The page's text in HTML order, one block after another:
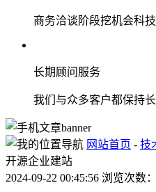
商务洽谈阶段挖机会科
长期顾问服务
我们与众多客户都保持
网站首页 - 技
开源企业建站
2024-09-22 00:45:56 浏览次数